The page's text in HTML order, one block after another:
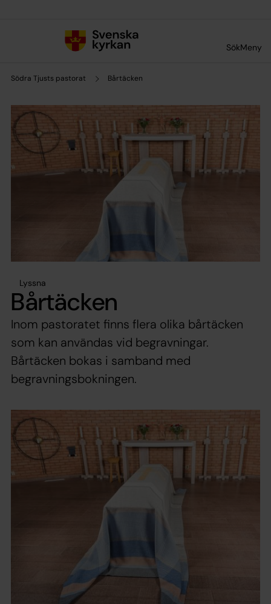
SökMeny
Södra Tjusts pastorat Bårtäcken
Lyssna
Bårtäcken
Inom pastoratet finns flera olika bårtäcken
som kan användas vid begravningar.
Bårtäcken bokas i samband med
begravningsbokningen.